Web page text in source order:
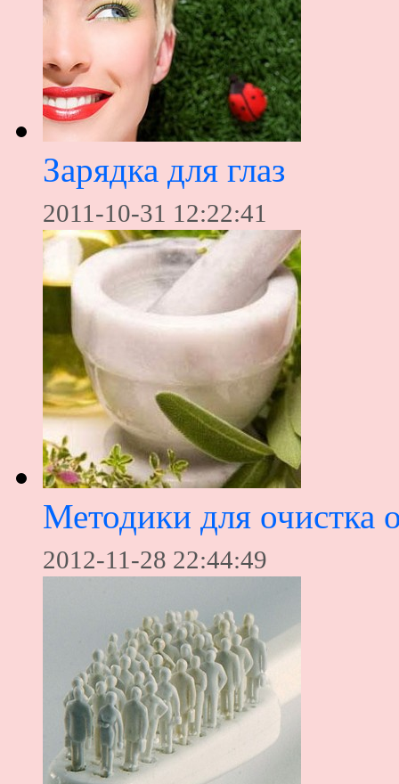
Зарядка для глаз
2011-10-31 12:22:41
Методики для очистка
2012-11-28 22:44:49